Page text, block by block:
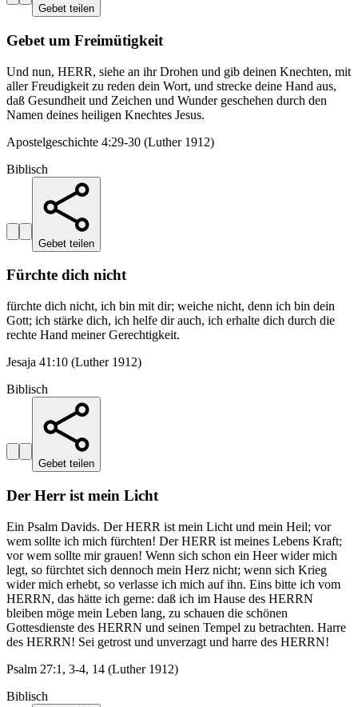
Gebet teilen
Gebet um Freimütigkeit
Und nun, HERR, siehe an ihr Drohen und gib deinen Knechten, mit
aller Freudigkeit zu reden dein Wort, und strecke deine Hand aus,
daß Gesundheit und Zeichen und Wunder geschehen durch den
Namen deines heiligen Knechtes Jesus.
Apostelgeschichte 4:29-30 (Luther 1912)
Biblisch
Gebet teilen
Fürchte dich nicht
fürchte dich nicht, ich bin mit dir; weiche nicht, denn ich bin dein
Gott; ich stärke dich, ich helfe dir auch, ich erhalte dich durch die
rechte Hand meiner Gerechtigkeit.
Jesaja 41:10 (Luther 1912)
Biblisch
Gebet teilen
Der Herr ist mein Licht
Ein Psalm Davids. Der HERR ist mein Licht und mein Heil; vor
wem sollte ich mich fürchten! Der HERR ist meines Lebens Kraft;
vor wem sollte mir grauen! Wenn sich schon ein Heer wider mich
legt, so fürchtet sich dennoch mein Herz nicht; wenn sich Krieg
wider mich erhebt, so verlasse ich mich auf ihn. Eins bitte ich vom
HERRN, das hätte ich gerne: daß ich im Hause des HERRN
bleiben möge mein Leben lang, zu schauen die schönen
Gottesdienste des HERRN und seinen Tempel zu betrachten. Harre
des HERRN! Sei getrost und unverzagt und harre des HERRN!
Psalm 27:1, 3-4, 14 (Luther 1912)
Biblisch